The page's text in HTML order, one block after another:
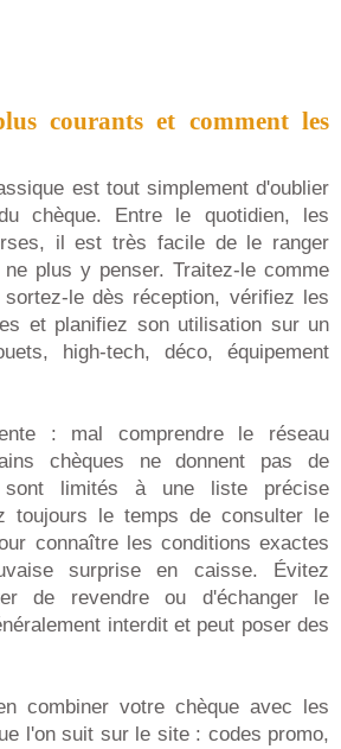
courants et comment les
est tout simplement d'oublier
chèque. Entre le quotidien, les
il est très facile de le ranger
plus y penser. Traitez-le comme
le dès réception, vérifiez les
et planifiez son utilisation sur un
high-tech, déco, équipement
: mal comprendre le réseau
chèques ne donnent pas de
sont limités à une liste précise
toujours le temps de consulter le
connaître les conditions exactes
surprise en caisse. Évitez
de revendre ou d'échanger le
interdit et peut poser des
combiner votre chèque avec les
l'on suit sur le site : codes promo,